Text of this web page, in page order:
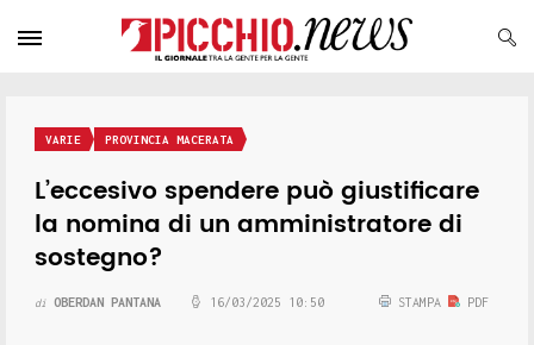
VARIE PROVINCIA MACERATA
L’eccesivo spendere può giustificare
la nomina di un amministratore di
sostegno?
di OBERDAN PANTANA 16/03/2025 10:50 STAMPA PDF